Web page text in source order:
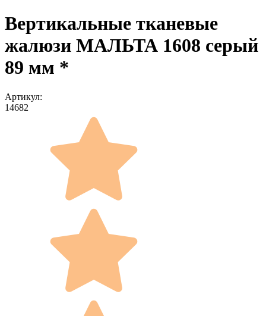
Вертикальные тканевые
жалюзи МАЛЬТА 1608 серый
89 мм *
Артикул:
14682